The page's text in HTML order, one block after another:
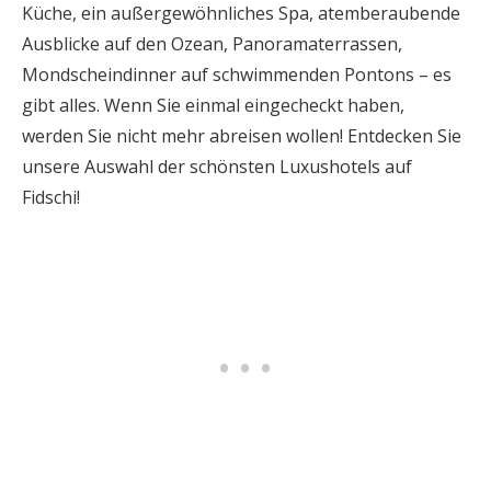
Küche, ein außergewöhnliches Spa, atemberaubende
Ausblicke auf den Ozean, Panoramaterrassen,
Mondscheindinner auf schwimmenden Pontons – es
gibt alles. Wenn Sie einmal eingecheckt haben,
werden Sie nicht mehr abreisen wollen! Entdecken Sie
unsere Auswahl der schönsten Luxushotels auf
Fidschi!